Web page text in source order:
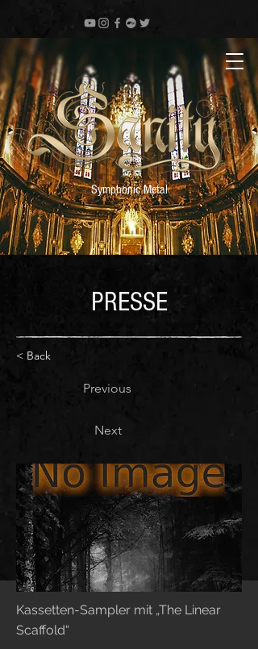
Symphonic Metal
PRESSE
< Back
Previous
Next
Kassetten-Sampler mit „The Linear
Scaffold“